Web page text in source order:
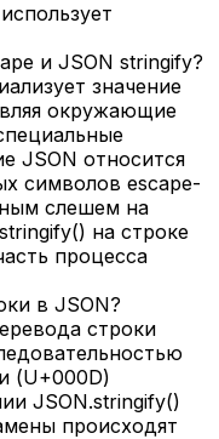
и JSON stringify?
значение
окружающие
JSON относится
символов escape-
слешем на
на строке
процесса
в JSON?
строки
(U+000D)
JSON.stringify()
происходят